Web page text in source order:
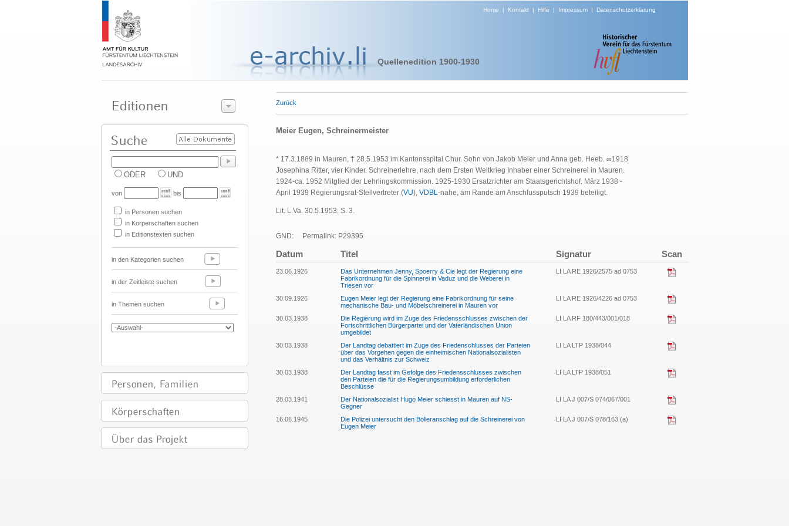
Home | Kontakt| Hilfe | Impressum| Datenschutzerklärung
Quellenedition 1900-1930
ODER UND
von bis
in Personen suchen
in Körperschaften suchen
in Editionstexten suchen
in den Kategorien suchen
in der Zeitleiste suchen
in Themen suchen
Zurück
Meier Eugen, Schreinermeister
* 17.3.1889 in Mauren, † 28.5.1953 im Kantonsspital Chur. Sohn von Jakob Meier und Anna geb. Heeb. ∞1918
Josephina Ritter, vier Kinder. Schreinerlehre, nach dem Ersten Weltkrieg Inhaber einer Schreinerei in Mauren.
1924-ca. 1952 Mitglied der Lehrlingskommission. 1925-1930 Ersatzrichter am Staatsgerichtshof. März 1938 -
April 1939 Regierungsrat-Stellvertreter (VU), VDBL-nahe, am Rande am Anschlussputsch 1939 beteiligt.
Lit. L.Va. 30.5.1953, S. 3.
GND: Permalink: P29395
Datum Titel Signatur Scan
23.06.1926
Das Unternehmen Jenny, Spoerry & Cie legt der Regierung eine
Fabrikordnung für die Spinnerei in Vaduz und die Weberei in
Triesen vor
LI LA RE 1926/2575 ad 0753
30.09.1926
Eugen Meier legt der Regierung eine Fabrikordnung für seine
mechanische Bau- und Möbelschreinerei in Mauren vor
LI LA RE 1926/4226 ad 0753
30.03.1938
Die Regierung wird im Zuge des Friedensschlusses zwischen der
Fortschrittlichen Bürgerpartei und der Vaterländischen Union
umgebildet
LI LA RF 180/443/001/018
30.03.1938
Der Landtag debattiert im Zuge des Friedenschlusses der Parteien
über das Vorgehen gegen die einheimischen Nationalsozialisten
und das Verhältnis zur Schweiz
LI LA LTP 1938/044
30.03.1938
Der Landtag fasst im Gefolge des Friedensschlusses zwischen
den Parteien die für die Regierungsumbildung erforderlichen
Beschlüsse
LI LA LTP 1938/051
28.03.1941
Der Nationalsozialist Hugo Meier schiesst in Mauren auf NS-
Gegner
LI LA J 007/S 074/067/001
16.06.1945
Die Polizei untersucht den Bölleranschlag auf die Schreinerei von
Eugen Meier
LI LA J 007/S 078/163 (a)